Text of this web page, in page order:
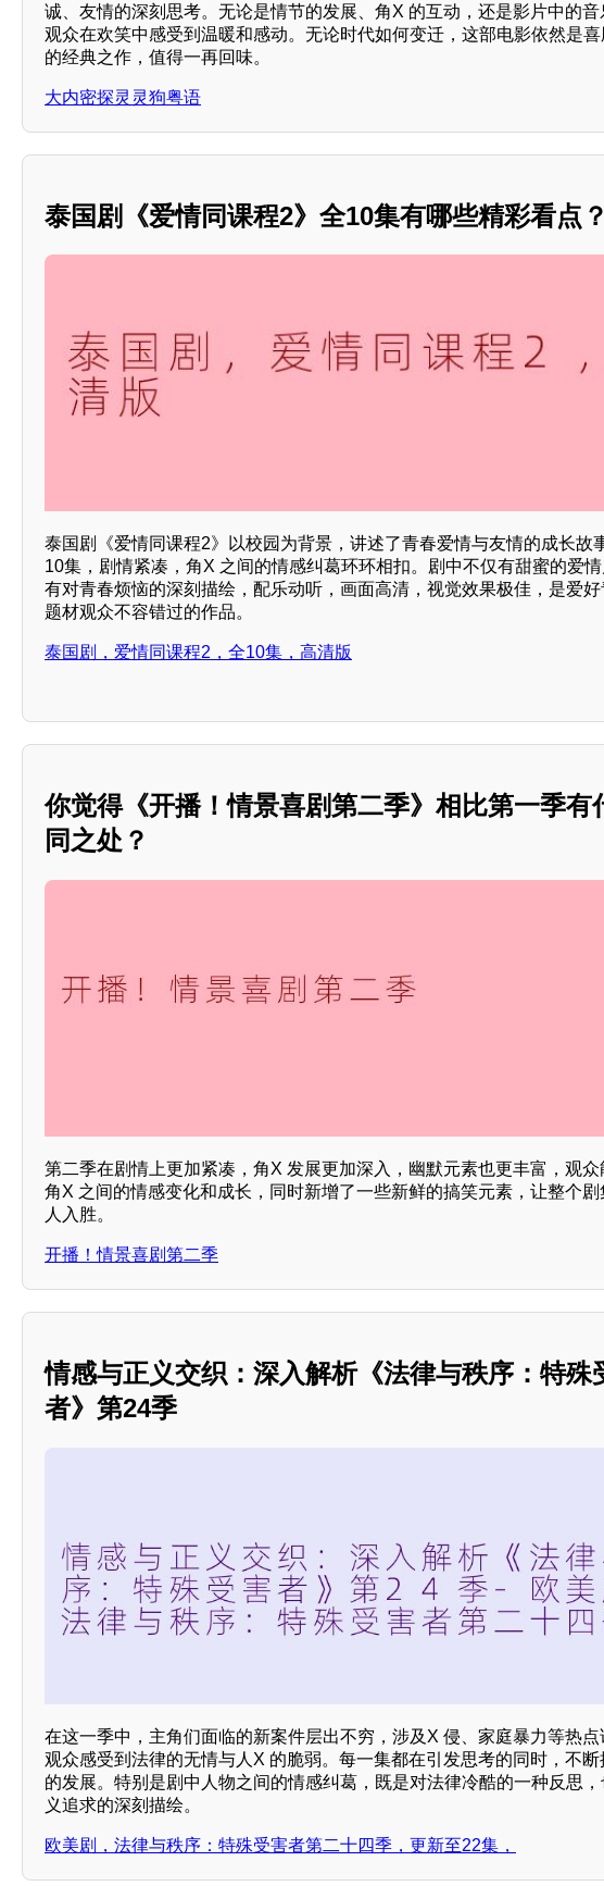
诚、友情的深刻思考。无论是情节的发展、角X 的互动，还是影片中的音
观众在欢笑中感受到温暖和感动。无论时代如何变迁，这部电影依然是喜
的经典之作，值得一再回味。
大内密探灵灵狗粤语
泰国剧《爱情同课程2》全10集有哪些精彩看点
泰国剧《爱情同课程2》以校园为背景，讲述了青春爱情与友情的成长故
10集，剧情紧凑，角X 之间的情感纠葛环环相扣。剧中不仅有甜蜜的爱
有对青春烦恼的深刻描绘，配乐动听，画面高清，视觉效果极佳，是爱
题材观众不容错过的作品。
泰国剧，爱情同课程2，全10集，高清版
你觉得《开播！情景喜剧第二季》相比第一季有
同之处？
第二季在剧情上更加紧凑，角X 发展更加深入，幽默元素也更丰富，观众
角X 之间的情感变化和成长，同时新增了一些新鲜的搞笑元素，让整个剧
人入胜。
开播！情景喜剧第二季
情感与正义交织：深入解析《法律与秩序：特殊
者》第24季
在这一季中，主角们面临的新案件层出不穷，涉及X 侵、家庭暴力等热点
观众感受到法律的无情与人X 的脆弱。每一集都在引发思考的同时，不
的发展。特别是剧中人物之间的情感纠葛，既是对法律冷酷的一种反思
义追求的深刻描绘。
欧美剧，法律与秩序：特殊受害者第二十四季，更新至22集，